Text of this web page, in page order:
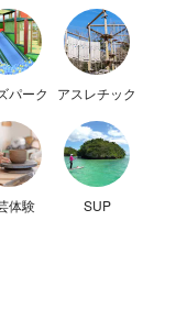
パーク アスレチック
体験 SUP